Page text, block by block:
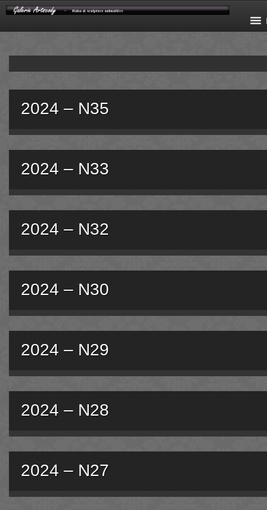
2024 – N35
2024 – N33
2024 – N32
2024 – N30
2024 – N29
2024 – N28
2024 – N27